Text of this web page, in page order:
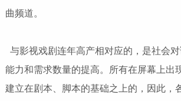
曲频道。
与影视戏剧连年高产相对应的，是社会
能力和需求数量的提高。所有在屏幕上出
建立在剧本、脚本的基础之上的，因此，